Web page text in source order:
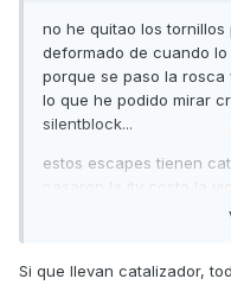
no he quitao los
deformado de cuando
porque se paso la
lo que he podido mirar
silentblock...
estos escapes tienen
pasaron la itv costo la
muy altos y a ver si la
hace un tiempo vi algun
Si que llevan catalizador,